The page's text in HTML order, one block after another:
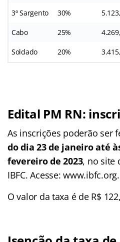
3º Sargento 30%
Cabo 25%
Soldado 20%
Edital PM RN:
As inscrições poderão ser
do dia 23 de janeiro até
fevereiro de 2023, no site
IBFC. Acesse:
O valor da taxa é de R$